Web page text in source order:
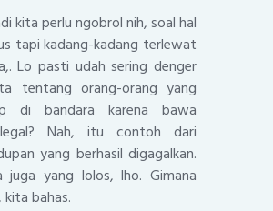
kita perlu ngobrol nih, soal hal
tapi kadang-kadang terlewat
Lo pasti udah sering denger
tentang orang-orang yang
di bandara karena bawa
Nah, itu contoh dari
yang berhasil digagalkan.
juga yang lolos, lho. Gimana
kita bahas.